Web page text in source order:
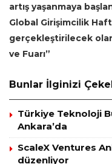
artış yaşanmaya
Global Girişimcilik
gerçekleştirilecek
ve Fuarı”
Bunlar İlginizi
Türkiye Teknoloji
Ankara’da
ScaleX Ventures
düzenliyor